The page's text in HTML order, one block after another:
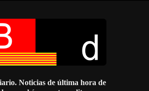
Noticias de última hora de